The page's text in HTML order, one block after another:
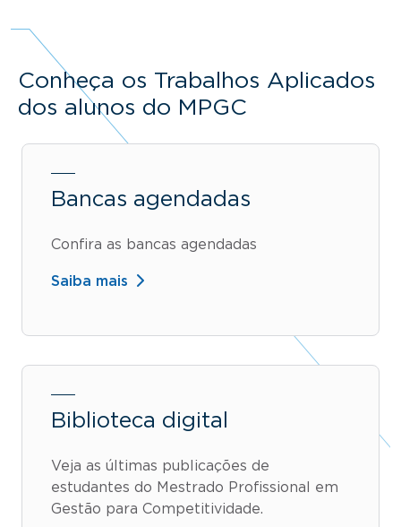
Conheça os Trabalhos Aplicados
dos alunos do MPGC
Bancas agendadas
Confira as bancas agendadas
Saiba mais
Biblioteca digital
Veja as últimas publicações de
estudantes do Mestrado Profissional em
Gestão para Competitividade.